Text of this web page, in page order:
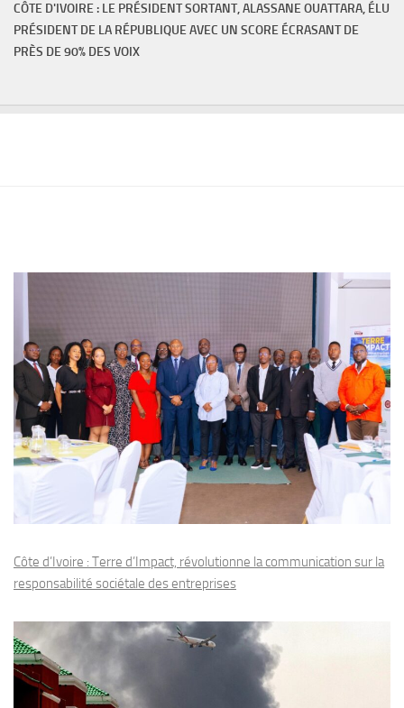
CÔTE D'IVOIRE : LE PRÉSIDENT SORTANT, ALASSANE OUATTARA, ÉLU
PRÉSIDENT DE LA RÉPUBLIQUE AVEC UN SCORE ÉCRASANT DE
PRÈS DE 90% DES VOIX
Côte d’Ivoire : Terre d’Impact, révolutionne la communication sur la
responsabilité sociétale des entreprises